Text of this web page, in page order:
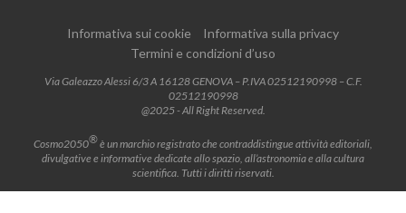
Informativa sui cookie
Informativa sulla privacy
Termini e condizioni d’uso
Via Galeazzo Alessi 6/3 A 16128 GENOVA – P.IVA 02512190998 – C.F.
02512190998
@2025 - All Right Reserved.
Cosmo2050®è un marchio registrato che contraddistingue attività editoriali,
divulgative e informative dedicate allo spazio, all’astronomia e alla cultura
scientifica. Tutti i diritti riservati.